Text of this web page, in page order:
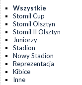
Wszystkie
Stomil Cup
Stomil Olsztyn
Stomil II Olsztyn
Juniorzy
Stadion
Nowy Stadion
Reprezentacja
Kibice
Inne